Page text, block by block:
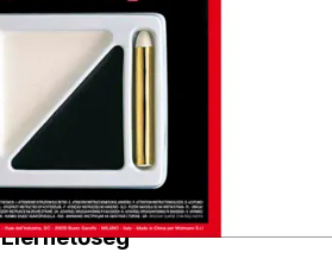
Szállítás:
- Csomagautomata: 1190
forinttól
- Házhozszállítás: 2190
- Személyes átvétel:
ingyenesen
Elérhetőség